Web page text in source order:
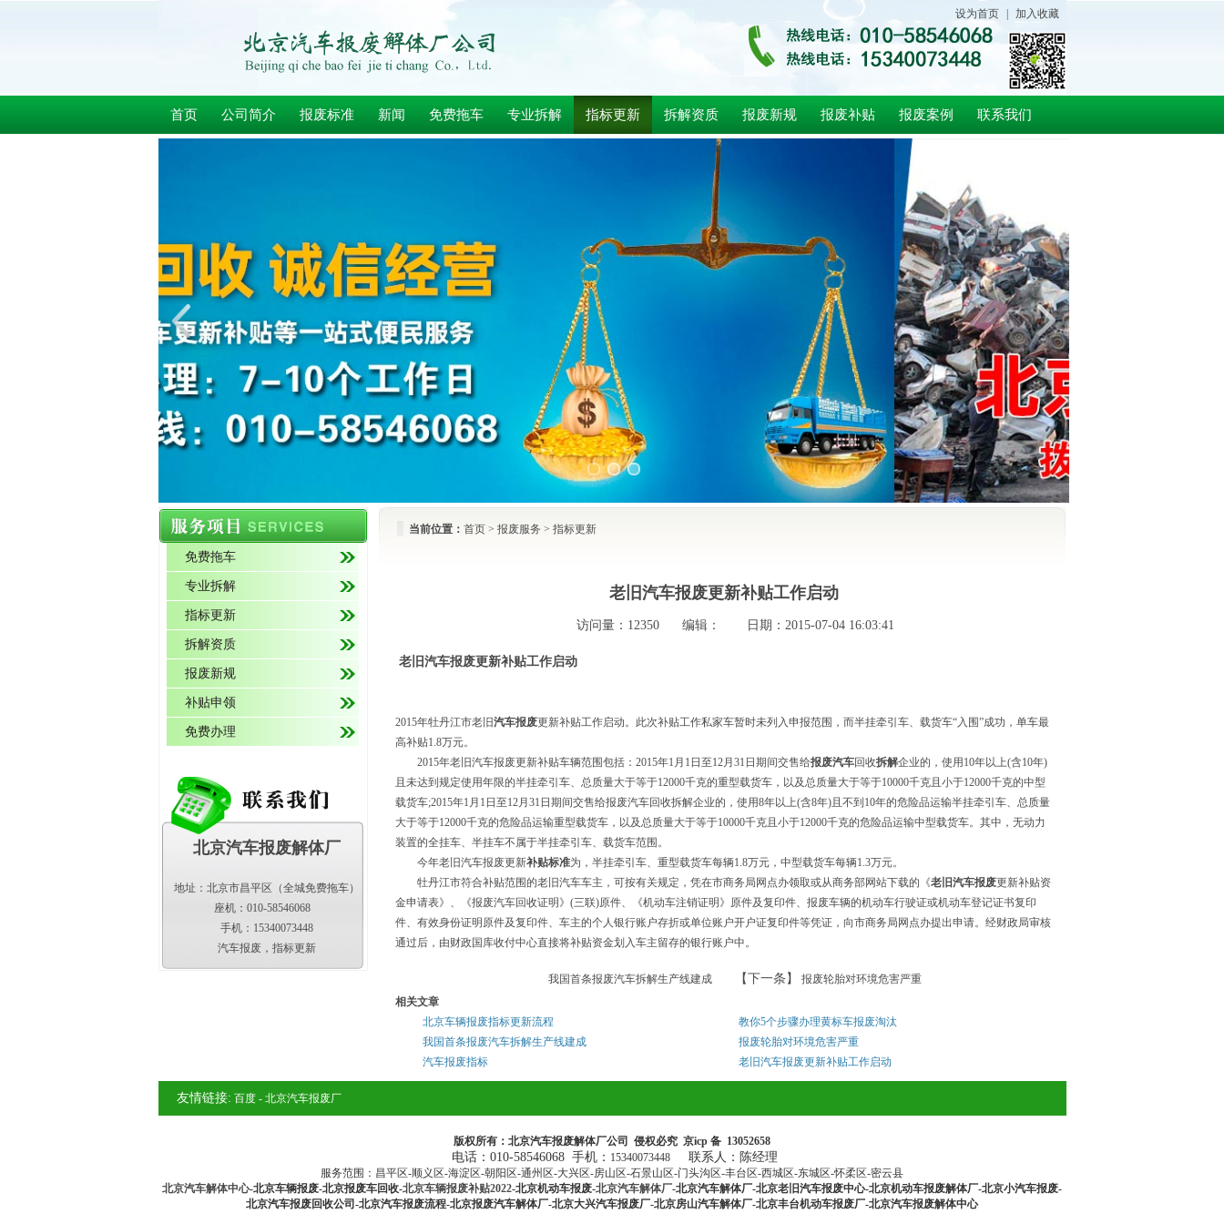
设为首页 加入收藏
首页 公司简介 报废标准 新闻 免费拖车 专业拆解 指标更新 拆解资质 报废新规 报废补贴 报废案例 联系我们
免费拖车
专业拆解
指标更新
拆解资质
报废新规
补贴申领
免费办理
北京汽车报废解体厂
地址：北京市昌平区（全城免费拖车）
座机：010-58546068
手机：15340073448
汽车报废，指标更新
当前位置： 首页> 报废服务 > 指标更新
老旧汽车报废更新补贴工作启动
访问量： 12350 编辑： 日期：2015-07-04 16:03:41
老旧汽车报废更新补贴工作启动
2015年牡丹江市老旧汽车报废更新补贴工作启动。此次补贴工作私家车暂时未列入申报范围，而半挂牵引车、载货车“入围”成功，单车最
高补贴1.8万元。
2015年老旧汽车报废更新补贴车辆范围包括：2015年1月1日至12月31日期间交售给报废汽车回收拆解企业的，使用10年以上(含10年)
且未达到规定使用年限的半挂牵引车、总质量大于等于12000千克的重型载货车，以及总质量大于等于10000千克且小于12000千克的中型
载货车;2015年1月1日至12月31日期间交售给报废汽车回收拆解企业的，使用8年以上(含8年)且不到10年的危险品运输半挂牵引车、总质量
大于等于12000千克的危险品运输重型载货车，以及总质量大于等于10000千克且小于12000千克的危险品运输中型载货车。其中，无动力
装置的全挂车、半挂车不属于半挂牵引车、载货车范围。
今年老旧汽车报废更新补贴标准为，半挂牵引车、重型载货车每辆1.8万元，中型载货车每辆1.3万元。
牡丹江市符合补贴范围的老旧汽车车主，可按有关规定，凭在市商务局网点办领取或从商务部网站下载的《老旧汽车报废更新补贴资
金申请表》、《报废汽车回收证明》(三联)原件、《机动车注销证明》原件及复印件、报废车辆的机动车行驶证或机动车登记证书复印
件、有效身份证明原件及复印件、车主的个人银行账户存折或单位账户开户证复印件等凭证，向市商务局网点办提出申请。经财政局审核
通过后，由财政国库收付中心直接将补贴资金划入车主留存的银行账户中。
我国首条报废汽车拆解生产线建成 【下一条】
报废轮胎对环境危害严重
相关文章
北京车辆报废指标更新流程
教你5个步骤办理黄标车报废淘汰
我国首条报废汽车拆解生产线建成
报废轮胎对环境危害严重
汽车报废指标
老旧汽车报废更新补贴工作启动
友情链接: 百度 - 北京汽车报废厂
版权所有：北京汽车报废解体厂公司 侵权必究 京icp 备 13052658
电话：010-58546068 手机： 15340073448 联系人：陈经理
服务范围：昌平区-顺义区-海淀区-朝阳区-通州区-大兴区-房山区-石景山区-门头沟区-丰台区-西城区-东城区-怀柔区-密云县
北京汽车解体中心-北京车辆报废-北京报废车回收-北京车辆报废补贴2022-北京机动车报废-北京汽车解体厂-北京汽车解体厂-北京老旧汽车报废中心-北京机动车报废解体厂-北京小汽车报废-
北京汽车报废回收公司-北京汽车报废流程-北京报废汽车解体厂-北京大兴汽车报废厂-北京房山汽车解体厂-北京丰台机动车报废厂-北京汽车报废解体中心